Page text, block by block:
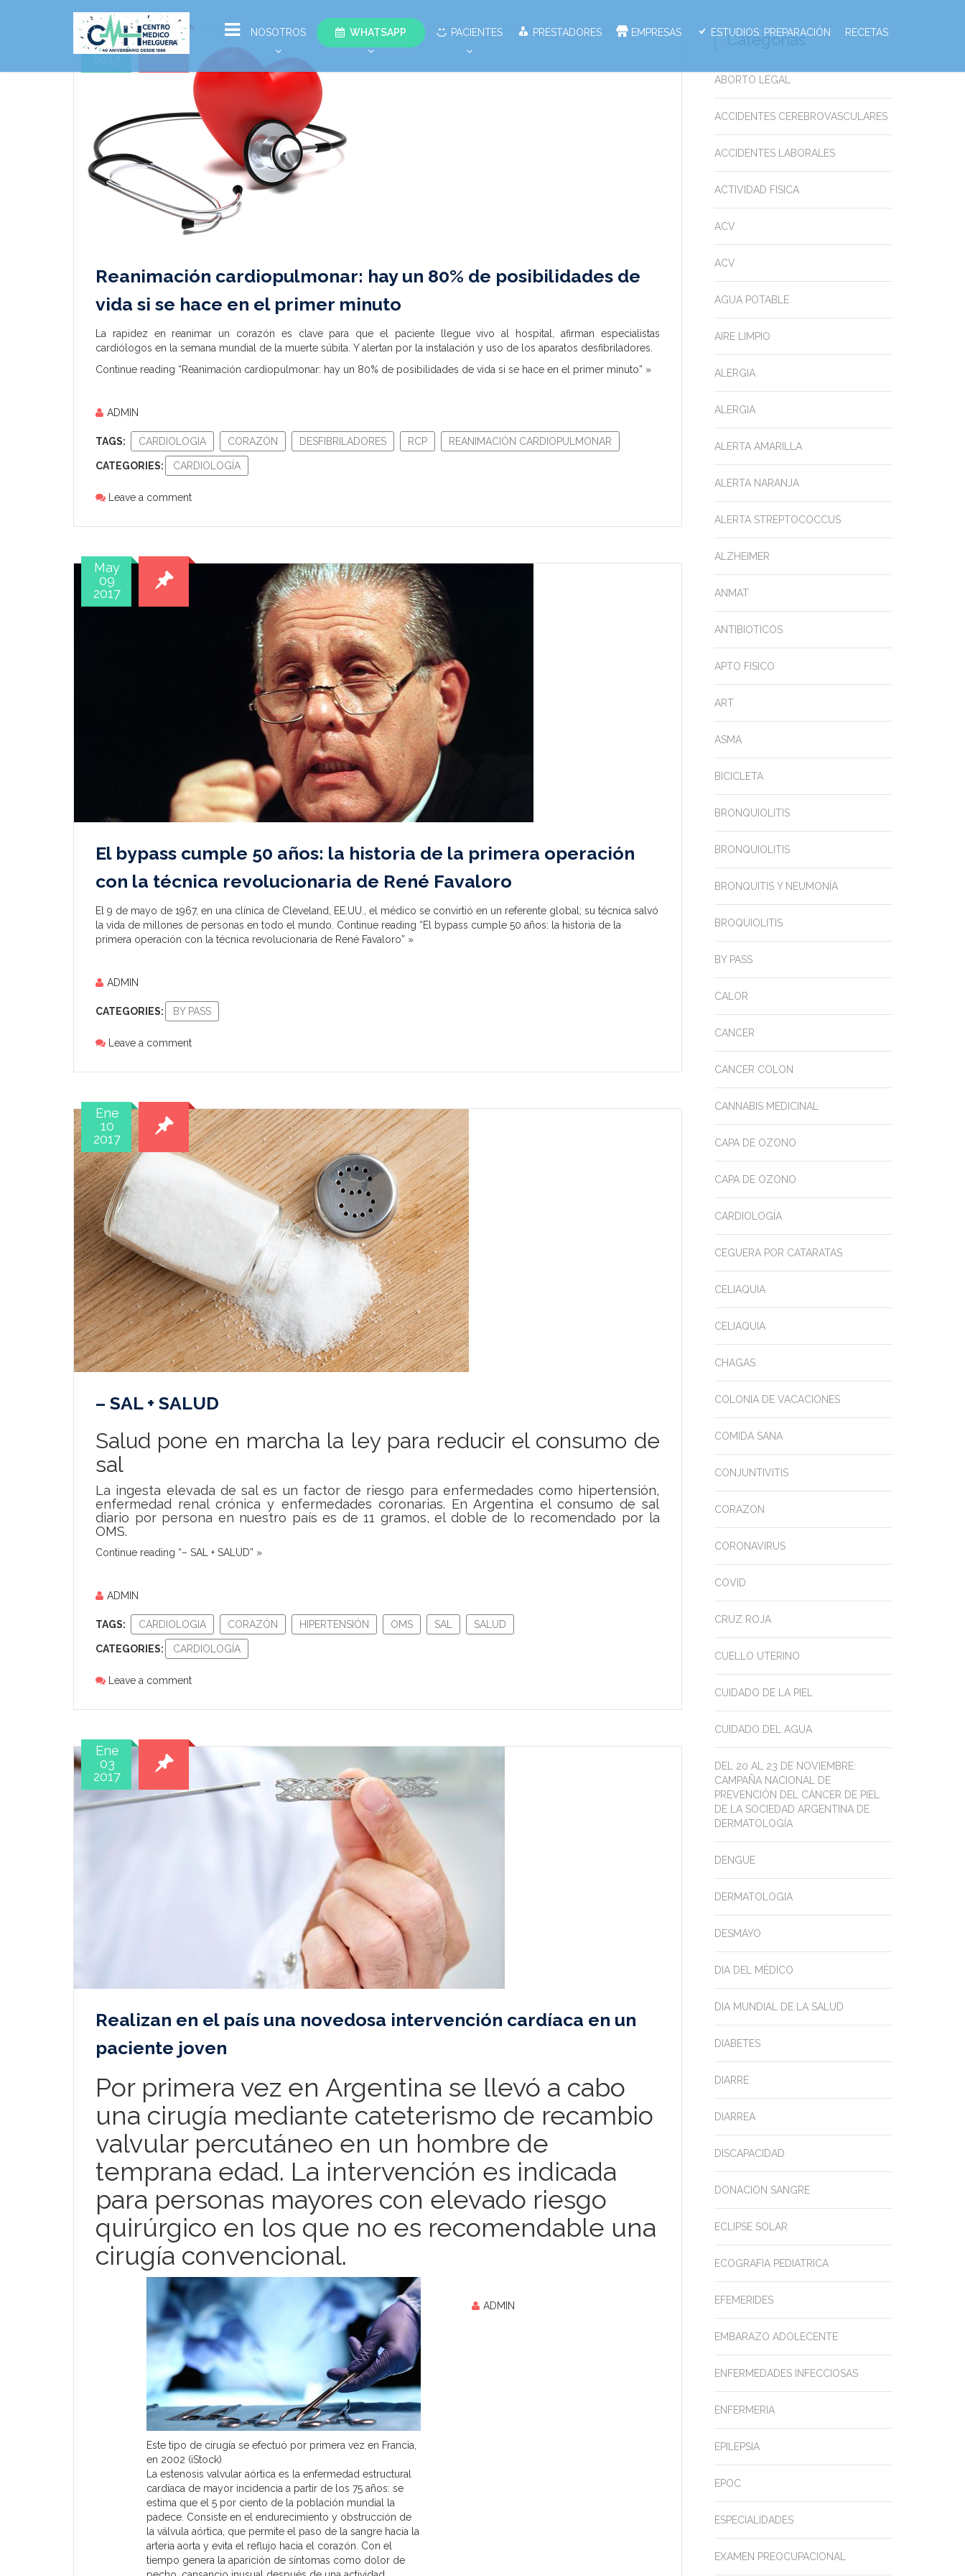
NOSOTROS WHATSAPP PACIENTES PRESTADORES EMPRESAS ESTUDIOS: PREPARACIÓN RECETAS
Ago
28
Reanimación cardiopulmonar: hay un 80% de posibilidades de
vida si se hace en el primer minuto
La rapidez en reanimar un corazón es clave para que el paciente llegue vivo al hospital, afirman especialistas
cardiólogos en la semana mundial de la muerte súbita. Y alertan por la instalación y uso de los aparatos desfibriladores.
Continue reading “Reanimación cardiopulmonar: hay un 80% de posibilidades de vida si se hace en el primer minuto” »
ADMIN
TAGS: CARDIOLOGIA CORAZÓN DESFIBRILADORES RCP REANIMACIÓN CARDIOPULMONAR
CATEGORIES: CARDIOLOGÍA
Leave a comment
May
09
2017
El bypass cumple 50 años: la historia de la primera operación
con la técnica revolucionaria de René Favaloro
El 9 de mayo de 1967, en una clínica de Cleveland, EE.UU., el médico se convirtió en un referente global; su técnica salvó
la vida de millones de personas en todo el mundo. Continue reading “El bypass cumple 50 años: la historia de la
primera operación con la técnica revolucionaria de René Favaloro” »
ADMIN
CATEGORIES: BY PASS
Leave a comment
Ene
10
2017
– SAL + SALUD
Salud pone en marcha la ley para reducir el consumo de
sal
La ingesta elevada de sal es un factor de riesgo para enfermedades como hipertensión,
enfermedad renal crónica y enfermedades coronarias. En Argentina el consumo de sal
diario por persona en nuestro país es de 11 gramos, el doble de lo recomendado por la
OMS.
Continue reading “– SAL + SALUD” »
ADMIN
TAGS: CARDIOLOGIA CORAZÓN HIPERTENSIÓN OMS SAL SALUD
CATEGORIES: CARDIOLOGÍA
Leave a comment
Ene
03
2017
Realizan en el país una novedosa intervención cardíaca en un
paciente joven
Por primera vez en Argentina se llevó a cabo
una cirugía mediante cateterismo de recambio
valvular percutáneo en un hombre de
temprana edad. La intervención es indicada
para personas mayores con elevado riesgo
quirúrgico en los que no es recomendable una
cirugía convencional.
Este tipo de cirugía se efectuó por primera vez en Francia,
en 2002 (iStock)
La estenosis valvular aórtica es la enfermedad estructural
cardíaca de mayor incidencia a partir de los 75 años: se
estima que el 5 por ciento de la población mundial la
padece. Consiste en el endurecimiento y obstrucción de
la válvula aórtica, que permite el paso de la sangre hacia la
arteria aorta y evita el reflujo hacia el corazón. Con el
tiempo genera la aparición de síntomas como dolor de
ADMIN
Categorias
ABORTO LEGAL
ACCIDENTES CEREBROVASCULARES
ACCIDENTES LABORALES
ACTIVIDAD FISICA
ACV
ACV
AGUA POTABLE
AIRE LIMPIO
ALERGIA
ALERGIA
ALERTA AMARILLA
ALERTA NARANJA
ALERTA STREPTOCOCCUS
ALZHEIMER
ANMAT
ANTIBIOTICOS
APTO FISICO
ART
ASMA
BICICLETA
BRONQUIOLITIS
BRONQUIOLITIS
BRONQUITIS Y NEUMONÍA
BROQUIOLITIS
BY PASS
CALOR
CANCER
CANCER COLON
CANNABIS MEDICINAL
CAPA DE OZONO
CAPA DE OZONO
CARDIOLOGÍA
CEGUERA POR CATARATAS
CELIAQUIA
CELIAQUIA
CHAGAS
COLONIA DE VACACIONES
COMIDA SANA
CONJUNTIVITIS
CORAZON
CORONAVIRUS
COVID
CRUZ ROJA
CUELLO UTERINO
CUIDADO DE LA PIEL
CUIDADO DEL AGUA
DEL 20 AL 23 DE NOVIEMBRE:
CAMPAÑA NACIONAL DE
PREVENCIÓN DEL CÁNCER DE PIEL
DE LA SOCIEDAD ARGENTINA DE
DERMATOLOGÍA
DENGUE
DERMATOLOGIA
DESMAYO
DIA DEL MÉDICO
DIA MUNDIAL DE LA SALUD
DIABETES
DIARRE
DIARREA
DISCAPACIDAD
DONACION SANGRE
ECLIPSE SOLAR
ECOGRAFIA PEDIATRICA
EFEMERIDES
EMBARAZO ADOLECENTE
ENFERMEDADES INFECCIOSAS
ENFERMERIA
EPILEPSIA
EPOC
ESPECIALIDADES
EXAMEN PREOCUPACIONAL